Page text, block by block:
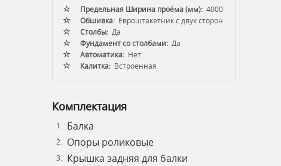
Предельная Ширина проёма (мм): 4000
Обшивка: Евроштакетник с двух сторон
Столбы: Да
Фундамент со столбами: Да
Автоматика: Нет
Калитка: Встроенная
Комплектация
Балка
Опоры роликовые
Крышка задняя для балки